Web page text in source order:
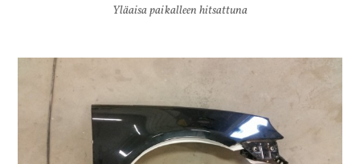
Yläaisa paikalleen hitsattuna